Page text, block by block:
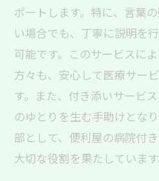
ポートします。特に、言葉
い場合でも、丁寧に説明を
可能です。このサービスに
方々も、安心して医療サー
す。また、付き添いサービ
のゆとりを生む手助けとな
部として、便利屋の病院付
大切な役割を果たしています